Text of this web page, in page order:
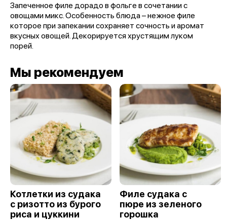
Запеченное филе дорадо в фольге в сочетании с
овощами микс. Особенность блюда – нежное филе
которое при запекании сохраняет сочность и аромат
вкусных овощей. Декорируется хрустящим луком
порей.
Мы рекомендуем
Котлетки из судака
с ризотто из бурого
риса и цуккини
Филе судака с
пюре из зеленого
горошка